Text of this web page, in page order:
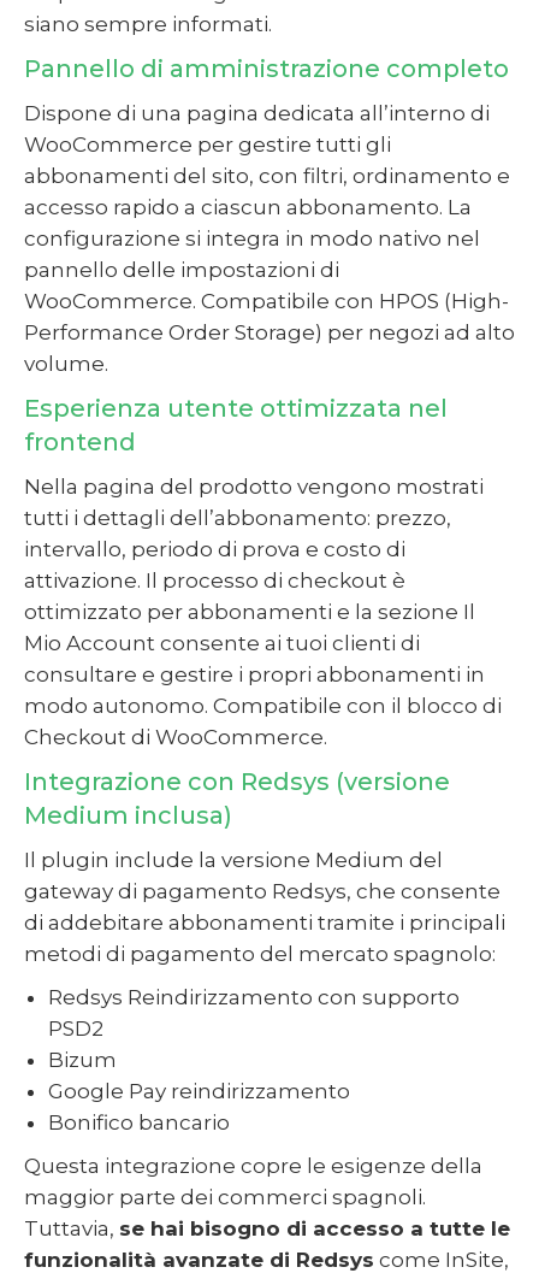
siano sempre informati.
Pannello di amministrazione completo
Dispone di una pagina dedicata all’interno di
WooCommerce per gestire tutti gli
abbonamenti del sito, con filtri, ordinamento e
accesso rapido a ciascun abbonamento. La
configurazione si integra in modo nativo nel
pannello delle impostazioni di
WooCommerce. Compatibile con HPOS (High-
Performance Order Storage) per negozi ad alto
volume.
Esperienza utente ottimizzata nel
frontend
Nella pagina del prodotto vengono mostrati
tutti i dettagli dell’abbonamento: prezzo,
intervallo, periodo di prova e costo di
attivazione. Il processo di checkout è
ottimizzato per abbonamenti e la sezione Il
Mio Account consente ai tuoi clienti di
consultare e gestire i propri abbonamenti in
modo autonomo. Compatibile con il blocco di
Checkout di WooCommerce.
Integrazione con Redsys (versione
Medium inclusa)
Il plugin include la versione Medium del
gateway di pagamento Redsys, che consente
di addebitare abbonamenti tramite i principali
metodi di pagamento del mercato spagnolo:
Redsys Reindirizzamento con supporto
PSD2
Bizum
Google Pay reindirizzamento
Bonifico bancario
Questa integrazione copre le esigenze della
maggior parte dei commerci spagnoli.
Tuttavia, se hai bisogno di accesso a tutte le
funzionalità avanzate di Redsys come InSite,